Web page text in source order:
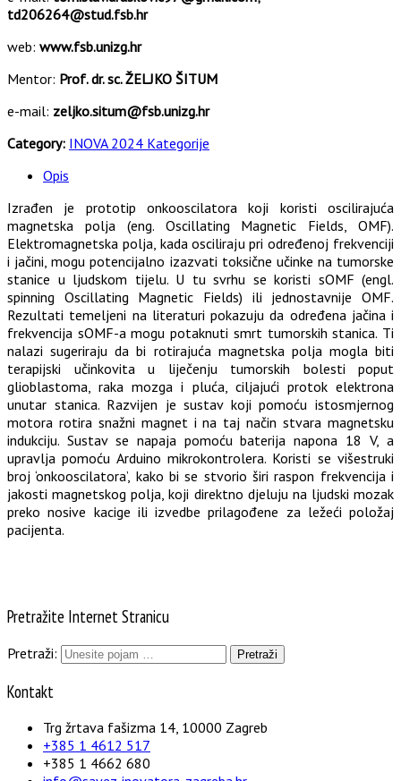
td206264@stud.fsb.hr
web: www.fsb.unizg.hr
Mentor: Prof. dr. sc. ŽELJKO ŠITUM
e-mail: zeljko.situm@fsb.unizg.hr
Category: INOVA 2024 Kategorije
Opis
Izrađen je prototip onkooscilatora koji koristi oscilirajuća
magnetska polja (eng. Oscillating Magnetic Fields, OMF).
Elektromagnetska polja, kada osciliraju pri određenoj frekvenciji
i jačini, mogu potencijalno izazvati toksične učinke na tumorske
stanice u ljudskom tijelu. U tu svrhu se koristi sOMF (engl.
spinning Oscillating Magnetic Fields) ili jednostavnije OMF.
Rezultati temeljeni na literaturi pokazuju da određena jačina i
frekvencija sOMF-a mogu potaknuti smrt tumorskih stanica. Ti
nalazi sugeriraju da bi rotirajuća magnetska polja mogla biti
terapijski učinkovita u liječenju tumorskih bolesti poput
glioblastoma, raka mozga i pluća, ciljajući protok elektrona
unutar stanica. Razvijen je sustav koji pomoću istosmjernog
motora rotira snažni magnet i na taj način stvara magnetsku
indukciju. Sustav se napaja pomoću baterija napona 18 V, a
upravlja pomoću Arduino mikrokontrolera. Koristi se višestruki
broj ‘onkooscilatora’, kako bi se stvorio širi raspon frekvencija i
jakosti magnetskog polja, koji direktno djeluju na ljudski mozak
preko nosive kacige ili izvedbe prilagođene za ležeći položaj
pacijenta.
Pretražite Internet Stranicu
Pretraži:
Kontakt
Trg žrtava fašizma 14, 10000 Zagreb
+385 1 4612 517
+385 1 4662 680